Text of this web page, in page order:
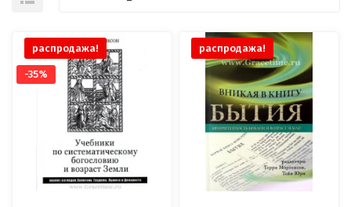
распродажа!
-35%
распродажа!